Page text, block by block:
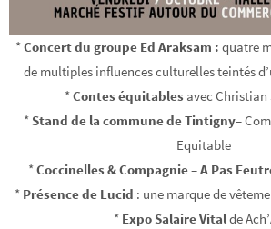
*Concert du groupe Ed Araksam : quatre
de multiples influences culturelles teintés
*Contes équitables avec
* Stand de la commune de Tintigny–
Equitable
*Coccinelles & Compagnie – A Pas
* Présence de Lucid : une marque de
* Expo Salaire Vitalde